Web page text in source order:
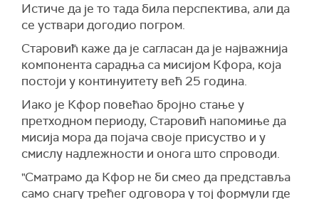
Истиче да је то тада била перспектива, али да
се уствари догодио погром.
Старовић каже да је сагласан да је најважнија
компонента сарадња са мисијом Кфора, која
постоји у континуитету већ 25 година.
Иако је Кфор повећао бројно стање у
претходном периоду, Старовић напомиње да
мисија мора да појача своје присуство и у
смислу надлежности и онога што спроводи.
"Сматрамо да Кфор не би смео да представља
само снагу трећег одговора у тој формули где